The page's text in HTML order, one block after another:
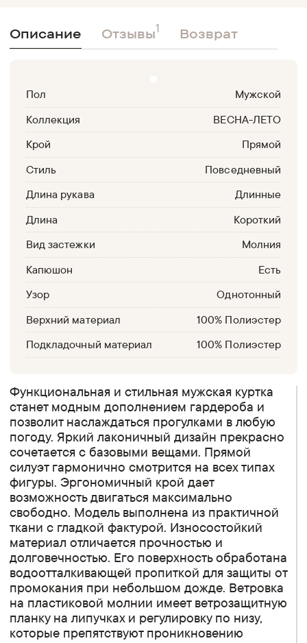
Описание Отзывы1 Возврат
Функциональная и стильная мужская куртка
станет модным дополнением гардероба и
позволит наслаждаться прогулками в любую
погоду. Яркий лаконичный дизайн прекрасно
сочетается с базовыми вещами. Прямой
силуэт гармонично смотрится на всех типах
фигуры. Эргономичный крой дает
возможность двигаться максимально
свободно. Модель выполнена из практичной
ткани с гладкой фактурой. Износостойкий
материал отличается прочностью и
долговечностью. Его поверхность обработана
водоотталкивающей пропиткой для защиты от
промокания при небольшом дожде. Ветровка
на пластиковой молнии имеет ветрозащитную
планку на липучках и регулировку по низу,
которые препятствуют проникновению
Пол
Мужской
Коллекция
ВЕСНА-ЛЕТО
Крой
Прямой
Стиль
Повседневный
Длина рукава
Длинные
Длина
Короткий
Вид застежки
Молния
Капюшон
Есть
Узор
Однотонный
Верхний материал
100% Полиэстер
Подкладочный материал
100% Полиэстер